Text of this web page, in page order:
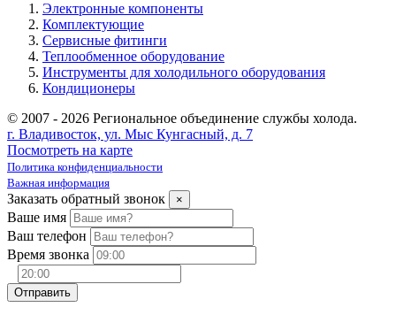
Электронные компоненты
Комплектующие
Сервисные фитинги
Теплообменное оборудование
Инструменты для холодильного оборудования
Кондиционеры
© 2007 - 2026 Региональное объединение службы холода.
г. Владивосток, ул. Мыс Кунгасный, д. 7
Посмотреть на карте
Политика конфиденциальности
Важная информация
Заказать обратный звонок ×
Ваше имя
Ваш телефон
Время звонка